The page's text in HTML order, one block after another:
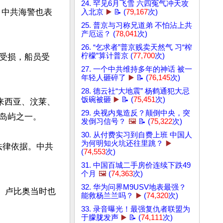
共海警也表
损，船员受
亚、汶莱、
屿之一。
律依据。中共
卢比奥当时也
24. 罕见6月飞雪 六四冤气冲天攻
入北京 ▶️ 📝 (79,167次)
25. 普京与习称兄道弟 不怕沾上共
产厄运？ (78,041次)
26. “乞求者”普京贱卖天然气 习“榨
柠檬”算计普京 (77,700次)
27. 一个中共维持多年的神话 被一
年轻人砸碎了 ▶️ 📝 (76,145次)
28. 德云社“大地震” 杨鹤通犯大忌
饭碗被砸 ▶️ 📝 (75,451次)
29. 央视内鬼造反？颠倒中央，突
发倒习信号？ 🖼️ 📝 (75,322次)
30. 从付费实习到自费上班 中国人
为何明知火坑还往里跳？
▶️
(74,553次)
31. 中国百城二手房价连续下跌49
个月 🖼️ (74,363次)
32. 华为问界M9USV地表最强？
能救杨兰兰吗？
▶️ (74,320次)
33. 录音曝光！最强复仇者联盟为
于朦胧发声 ▶️ 📝 (74,111次)